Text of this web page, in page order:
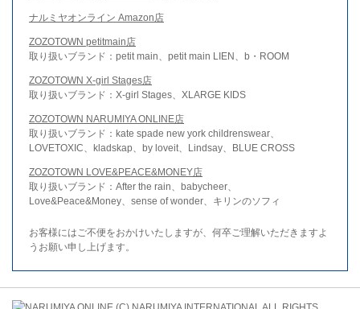
ナルミヤオンライン Amazon店
ZOZOTOWN petitmain店
取り扱いブランド：petit main、petit main LIEN、b・ROOM
ZOZOTOWN X-girl Stages店
取り扱いブランド：X-girl Stages、XLARGE KIDS
ZOZOTOWN NARUMIYA ONLINE店
取り扱いブランド：kate spade new york childrenswear、
LOVETOXIC、kladskap、by loveit、Lindsay、BLUE CROSS
ZOZOTOWN LOVE&PEACE&MONEY店
取り扱いブランド：After the rain、babycheer、
Love&Peace&Money、sense of wonder、キリンのソフィ
お客様にはご不便をおかけいたしますが、何卒ご理解いただきますよ
うお願い申し上げます。